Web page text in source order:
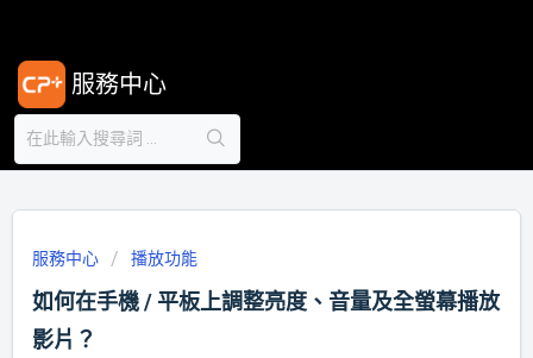
服務中心
服務中心 播放功能
如何在手機 / 平板上調整亮度、音量及全螢幕播放
影片？